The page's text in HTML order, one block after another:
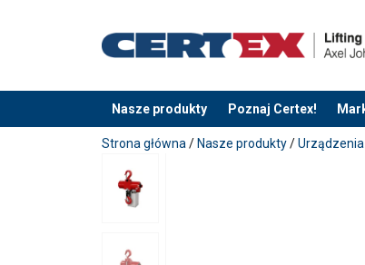
Nasze produkty Poznaj Certex!
Dodano do zapytania
Strona główna / Nasze produkty/
User Manuals